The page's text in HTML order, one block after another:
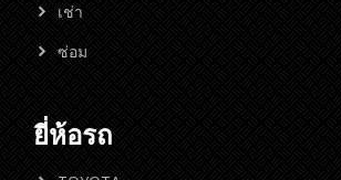
เช่า
ซ่อม
ยี่ห้อรถ